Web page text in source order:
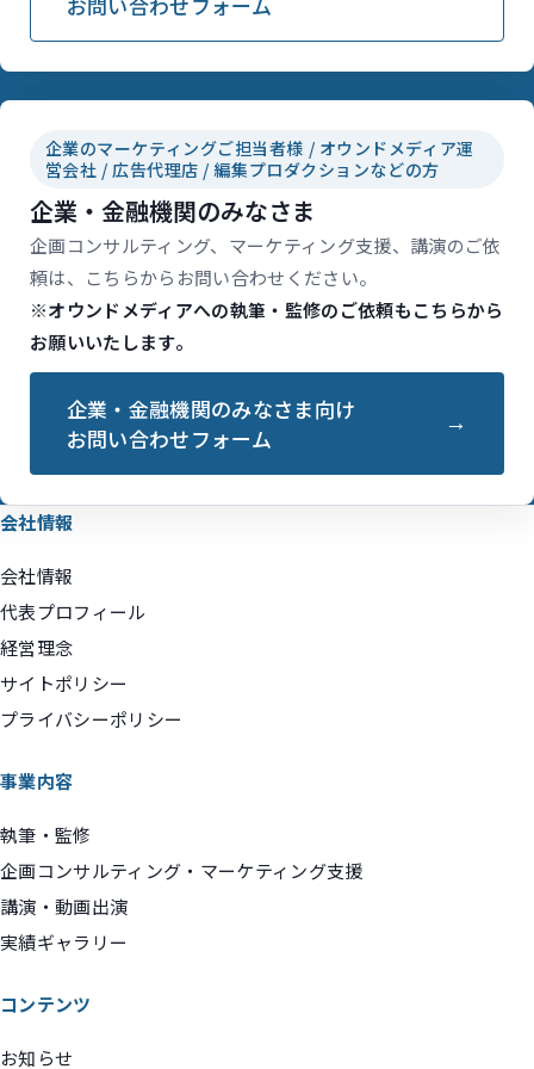
企業のマーケティングご担当者様 / オウンドメディア運
営会社 / 広告代理店 / 編集プロダクションなどの方
企業・金融機関のみなさま
企画コンサルティング、マーケティング支援、講演のご依
頼は、こちらからお問い合わせください。
※オウンドメディアへの執筆・監修のご依頼もこちらから
お願いいたします。
企業・金融機関のみなさま向け
お問い合わせフォーム
会社情報
会社情報
代表プロフィール
経営理念
サイトポリシー
プライバシーポリシー
事業内容
執筆・監修
企画コンサルティング・マーケティング支援
講演・動画出演
実績ギャラリー
コンテンツ
お知らせ